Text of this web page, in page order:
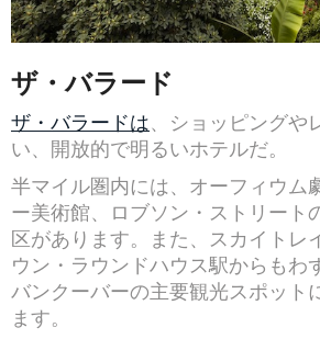
ザ・バラード
ザ・バラードは、ショッピングや
い、開放的で明るいホテルだ。
半マイル圏内には、オーフィウム
ー美術館、ロブソン・ストリート
区があります。また、スカイトレ
ウン・ラウンドハウス駅からもわ
バンクーバーの主要観光スポット
ます。